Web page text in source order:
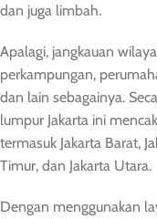
dan juga limbah.
Apalagi, jangkauan
perkampungan,
dan lain sebagainya.
lumpur Jakarta ini
termasuk Jakarta Barat,
Timur, dan Jakarta Utara.
Dengan menggunakan